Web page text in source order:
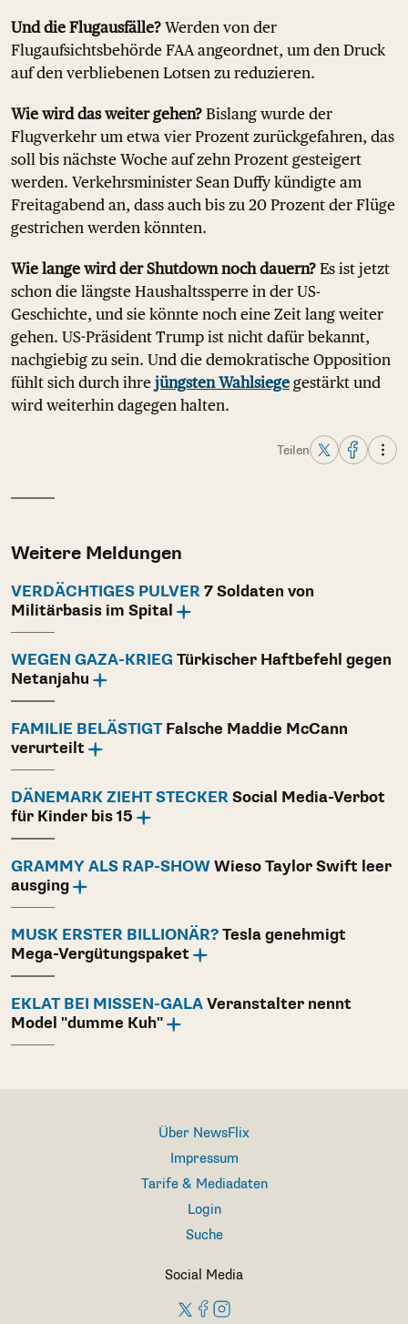
Und die Flugausfälle? Werden von der
Flugaufsichtsbehörde FAA angeordnet, um den Druck
auf den verbliebenen Lotsen zu reduzieren.
Wie wird das weiter gehen? Bislang wurde der
Flugverkehr um etwa vier Prozent zurückgefahren, das
soll bis nächste Woche auf zehn Prozent gesteigert
werden. Verkehrsminister Sean Duffy kündigte am
Freitagabend an, dass auch bis zu 20 Prozent der Flüge
gestrichen werden könnten.
Wie lange wird der Shutdown noch dauern? Es ist jetzt
schon die längste Haushaltssperre in der US-
Geschichte, und sie könnte noch eine Zeit lang weiter
gehen. US-Präsident Trump ist nicht dafür bekannt,
nachgiebig zu sein. Und die demokratische Opposition
fühlt sich durch ihre jüngsten Wahlsiege gestärkt und
wird weiterhin dagegen halten.
Teilen
Weitere Meldungen
VERDÄCHTIGES PULVER 7 Soldaten von
Militärbasis im Spital
WEGEN GAZA-KRIEG Türkischer Haftbefehl gegen
Netanjahu
FAMILIE BELÄSTIGTFalsche Maddie McCann
verurteilt
DÄNEMARK ZIEHT STECKER Social Media-Verbot
für Kinder bis 15
GRAMMY ALS RAP-SHOW Wieso Taylor Swift leer
ausging
MUSK ERSTER BILLIONÄR? Tesla genehmigt
Mega-Vergütungspaket
EKLAT BEI MISSEN-GALA Veranstalter nennt
Model "dumme Kuh"
Über NewsFlix
Impressum
Tarife & Mediadaten
Login
Suche
Social Media